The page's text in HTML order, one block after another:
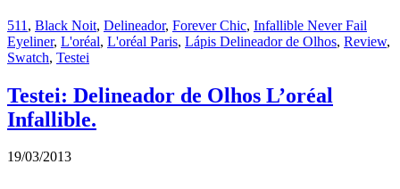
511 , Black Noit, Delineador, Forever Chic, Infallible Never Fail
Eyeliner, L'oréal, L'oréal Paris, Lápis Delineador de Olhos, Review,
Swatch, Testei
Testei: Delineador de Olhos L’oréal
Infallible.
19/03/2013